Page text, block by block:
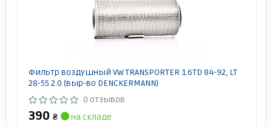
Фильтр воздушный VW TRANSPORTER 1.6TD 84-92, LT
28-55 2.0 (выр-во DENCKERMANN)
0 отзывов
390 ₴
на складе